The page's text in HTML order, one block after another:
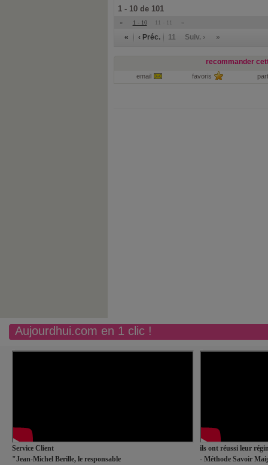
1 - 10 de 101
« 1 - 10 11 - 11 »
« ‹ Préc. 11 Suiv. › »
recommander
email favoris
Aujourdhui.com en 1 clic !
Service Client
"Jean-Michel Berille, le responsable
ils ont réussi leur
- Méthode Savoir